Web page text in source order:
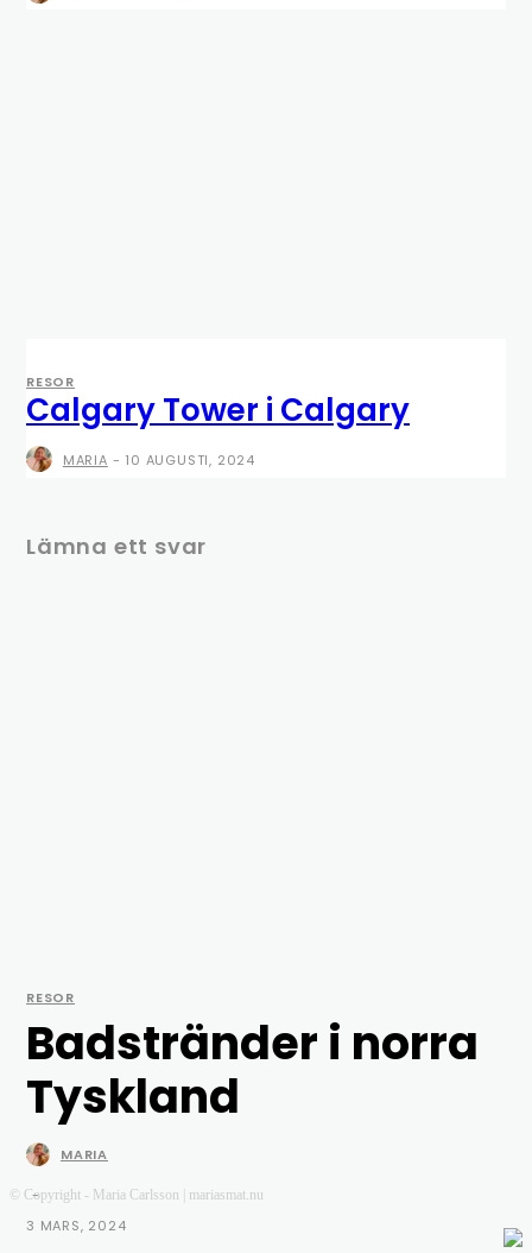
RESOR
Badstränder i norra
Tyskland
MARIA
-
3 MARS, 2024
RESOR
Calgary Tower i Calgary
MARIA - 10 AUGUSTI, 2024
Lämna ett svar
© Copyright - Maria Carlsson | mariasmat.nu